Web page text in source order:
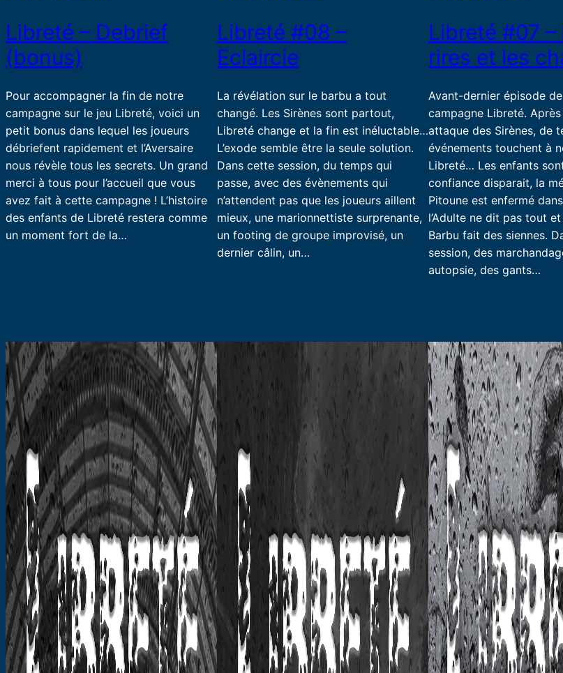
Libreté – Debrief
(bonus)
Pour accompagner la fin de notre
campagne sur le jeu Libreté, voici un
petit bonus dans lequel les joueurs
débriefent rapidement et l’Aversaire
nous révèle tous les secrets. Un grand
merci à tous pour l’accueil que vous
avez fait à cette campagne ! L’histoire
des enfants de Libreté restera comme
un moment fort de la…
Libreté #08 –
Eclaircie
La révélation sur le barbu a tout
changé. Les Sirènes sont partout,
Libreté change et la fin est inéluctable…
L’exode semble être la seule solution.
Dans cette session, du temps qui
passe, avec des évènements qui
n’attendent pas que les joueurs aillent
mieux, une marionnettiste surprenante,
un footing de groupe improvisé, un
dernier câlin, un…
Libreté #07 –
rires et les
Avant-dernier épisode
campagne Libreté.
attaque des Sirènes, de
événements touchent à
Libreté… Les enfants
confiance disparait, la
Pitoune est enfermé
l’Adulte ne dit pas tout
Barbu fait des siennes.
session, des
autopsie, des gants…